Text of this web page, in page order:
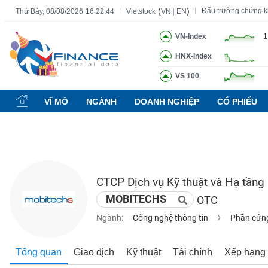
Thứ Bảy, 08/08/2026 16:22:45 Vietstock (VN EN) Đấu trường chứng
VN-Index
HNX-Index
VS 100
VĨ MÔ NGÀNH DOANH NGHIỆP CỔ PHIẾU
CTCP Dịch vụ Kỹ thuật và Hạ
MOBITECHS OTC
Ngành: Công nghệ thông tin Phần
Tổng quan Giao dịch Kỹ thuật Tài chính Xếp hạng
Tất cả Tính năng Ngành Mã chứng khoán Lãnh đạo
Tính
năng
(-)
KHOÁN
NGHIỆP